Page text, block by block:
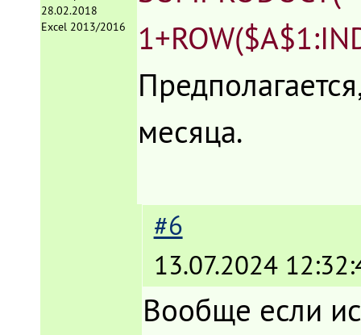
28.02.2018
Excel 2013/2016
месяца.
#6
13.07.2024
Вообще если